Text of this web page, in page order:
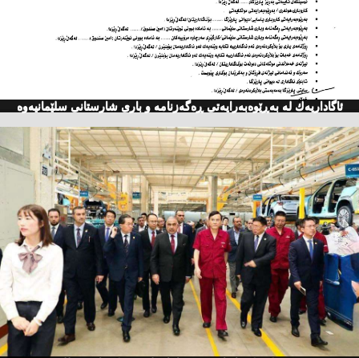
ئاگاداریه‌ك له‌ به‌ڕێوه‌به‌رایه‌تی ڕه‌گه‌زنامه‌ و باری شارستانی سلێمانیه‌وه‌